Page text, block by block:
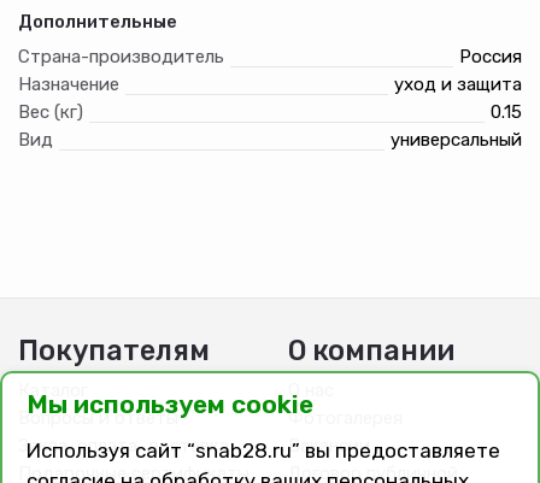
Дополнительные
Страна-производитель
Россия
Назначение
уход и защита
Вес (кг)
0.15
Вид
универсальный
Покупателям
Каталог
Вопросы и ответы
Заказ, оплата, доставка
Подарочные сертификаты
О компании
О нас
Фотогалерея
Вакансии
Договор публичной
Мы используем cookie
Используя сайт “snab28.ru” вы предоставляете